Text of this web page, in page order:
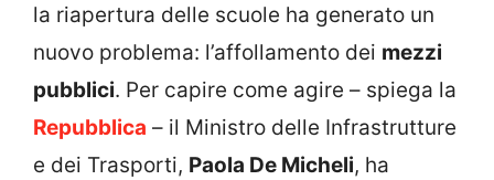
la riapertura delle scuole ha generato un
nuovo problema: l’affollamento dei mezzi
pubblici. Per capire come agire – spiega la
Repubblica – il Ministro delle Infrastrutture
e dei Trasporti, Paola De Micheli, ha